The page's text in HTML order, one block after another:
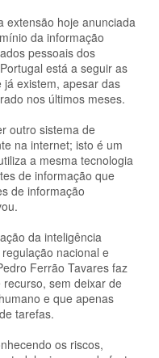
extensão hoje anunciada
da informação
pessoais dos
está a seguir as
existem, apesar das
nos últimos meses.
outro sistema de
na internet; isto é um
a mesma tecnologia
de informação que
de informação
da inteligência
nacional e
Ferrão Tavares faz
recurso, sem deixar de
e que apenas
tarefas.
os riscos,